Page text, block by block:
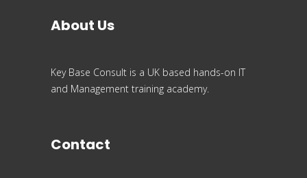
About Us
Key Base Consult is a UK based hands-on IT
and Management training academy.
Contact